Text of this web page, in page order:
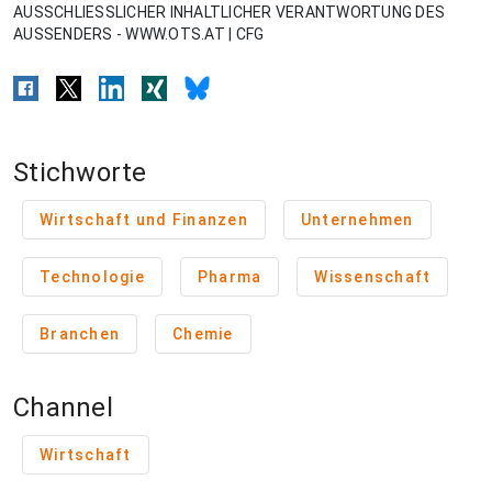
AUSSCHLIESSLICHER INHALTLICHER VERANTWORTUNG DES
AUSSENDERS - WWW.OTS.AT | CFG
Stichworte
Wirtschaft und Finanzen Unternehmen
Technologie Pharma Wissenschaft
Branchen Chemie
Channel
Wirtschaft